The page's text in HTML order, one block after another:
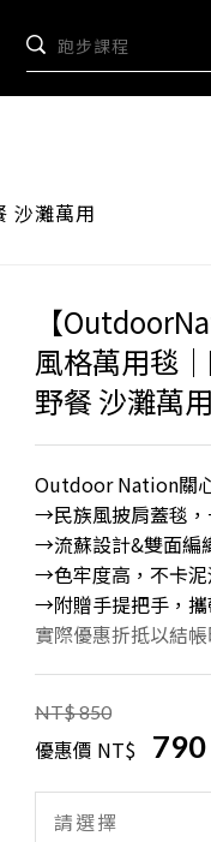
沙灘萬用
【
風格萬用毯
野餐 沙灘萬用
Outdoor Nation關
→民族風披肩蓋毯，
→流蘇設計&雙面編
→色牢度高，不卡
→附贈手提把手，
實際優惠折抵以結
NT$ 850
優惠價 NT$ 790